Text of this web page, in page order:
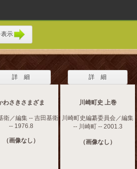
表示
詳 細
わさきさまざま
衛／編集 -- 吉田基衛
-- 1976.8
（画像なし）
詳 細
川崎町史 上巻
川崎町史編纂委員会／編集
-- 川崎町 -- 2001.3
（画像なし）